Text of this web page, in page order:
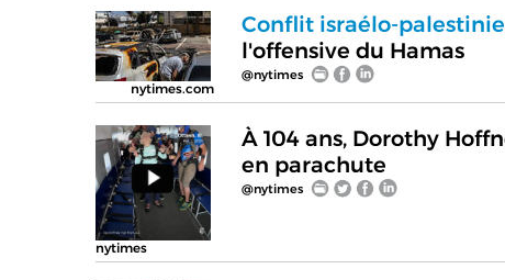
nytimes.com
Conflit israélo-
l'offensive du Hamas
@nytimes
nytimes
À 104 ans, Dorothy
en parachute
@nytimes